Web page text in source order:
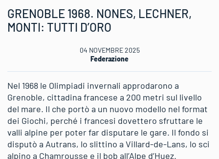
GRENOBLE 1968. NONES, LECHNER,
MONTI: TUTTI D’ORO
04 NOVEMBRE 2025
Federazione
Nel 1968 le Olimpiadi invernali approdarono a
Grenoble, cittadina francese a 200 metri sul livello
del mare. Il che portò a un nuovo modello nel format
dei Giochi, perché i francesi dovettero sfruttare le
valli alpine per poter far disputare le gare. Il fondo si
disputò a Autrans, lo slittino a Villard-de-Lans, lo sci
alpino a Chamrousse e il bob all’Alpe d’Huez.